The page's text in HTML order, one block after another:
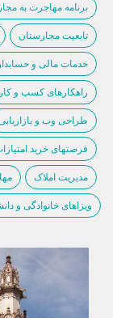
برنامه مهاجرت به
تابعیت مجارستان
خدمات مالی و
راهکارهای کسب و کار
طراحی وب و
فرصتهای خرید
مدیریت املاک
ویزاهای خانوادگی و